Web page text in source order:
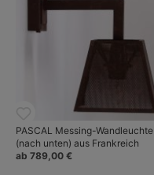
PASCAL Messing-Wandleuchte
(nach unten) aus Frankreich
ab 789,00 €